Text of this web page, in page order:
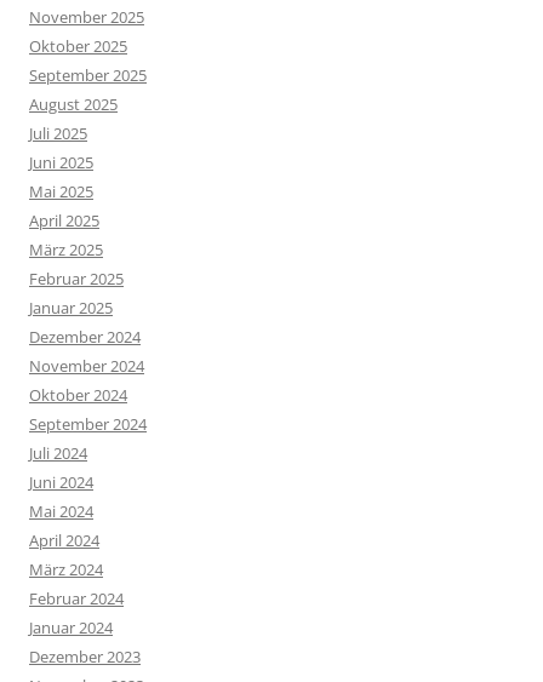
November 2025
Oktober 2025
September 2025
August 2025
Juli 2025
Juni 2025
Mai 2025
April 2025
März 2025
Februar 2025
Januar 2025
Dezember 2024
November 2024
Oktober 2024
September 2024
Juli 2024
Juni 2024
Mai 2024
April 2024
März 2024
Februar 2024
Januar 2024
Dezember 2023